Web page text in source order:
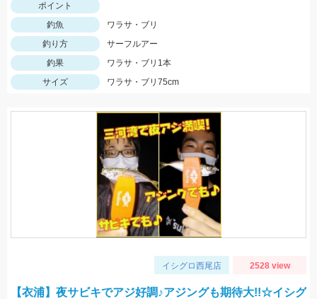
ポイント
釣魚
ワラサ・ブリ
釣り方
サーフルアー
釣果
ワラサ・ブリ1本
サイズ
ワラサ・ブリ75cm
イシグロ西尾店 2528 view
【衣浦】夜サビキでアジ好調♪アジングも期待大!!☆イシグ